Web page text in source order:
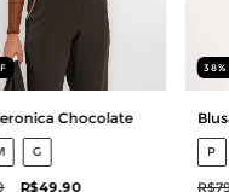
Chocolate
G
R$49,90
38
P